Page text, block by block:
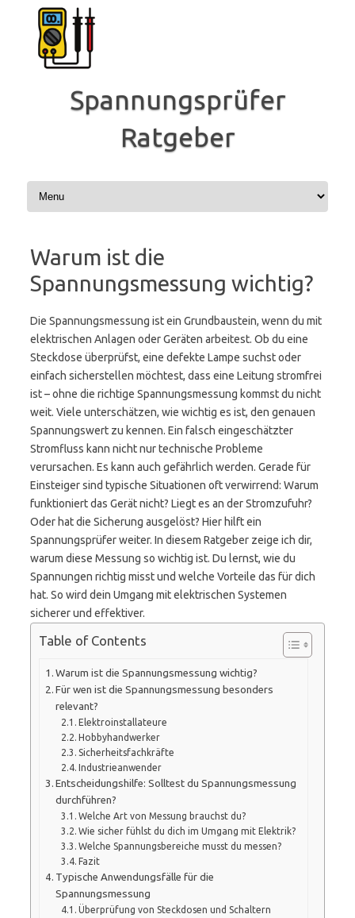
Inhalt
springen
Spannungsprüfer
Ratgeber
Warum ist die
Spannungsmessung wichtig?
Die Spannungsmessung ist ein Grundbaustein, wenn du mit
elektrischen Anlagen oder Geräten arbeitest. Ob du eine
Steckdose überprüfst, eine defekte Lampe suchst oder
einfach sicherstellen möchtest, dass eine Leitung stromfrei
ist – ohne die richtige Spannungsmessung kommst du nicht
weit. Viele unterschätzen, wie wichtig es ist, den genauen
Spannungswert zu kennen. Ein falsch eingeschätzter
Stromfluss kann nicht nur technische Probleme
verursachen. Es kann auch gefährlich werden. Gerade für
Einsteiger sind typische Situationen oft verwirrend: Warum
funktioniert das Gerät nicht? Liegt es an der Stromzufuhr?
Oder hat die Sicherung ausgelöst? Hier hilft ein
Spannungsprüfer weiter. In diesem Ratgeber zeige ich dir,
warum diese Messung so wichtig ist. Du lernst, wie du
Spannungen richtig misst und welche Vorteile das für dich
hat. So wird dein Umgang mit elektrischen Systemen
sicherer und effektiver.
Table of Contents
Warum ist die Spannungsmessung wichtig?
Für wen ist die Spannungsmessung besonders
relevant?
Elektroinstallateure
Hobbyhandwerker
Sicherheitsfachkräfte
Industrieanwender
Entscheidungshilfe: Solltest du Spannungsmessung
durchführen?
Welche Art von Messung brauchst du?
Wie sicher fühlst du dich im Umgang mit Elektrik?
Welche Spannungsbereiche musst du messen?
Fazit
Typische Anwendungsfälle für die
Spannungsmessung
Überprüfung von Steckdosen und Schaltern